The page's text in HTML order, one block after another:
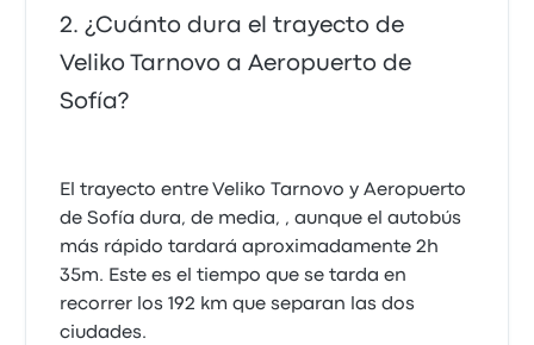
¿Cuánto dura el trayecto de
Veliko Tarnovo a Aeropuerto de
Sofía?
El trayecto entre Veliko Tarnovo y Aeropuerto
de Sofía dura, de media, , aunque el autobús
más rápido tardará aproximadamente 2h
35m. Este es el tiempo que se tarda en
recorrer los 192 km que separan las dos
ciudades.